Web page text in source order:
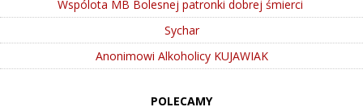
Wspólota MB Bolesnej patronki dobrej śmierci
Sychar
Anonimowi Alkoholicy KUJAWIAK
POLECAMY